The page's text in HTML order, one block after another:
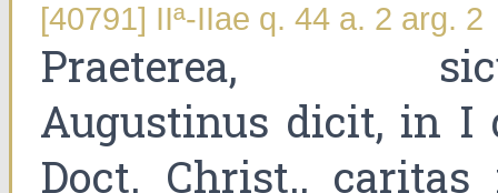
[40791] IIª-IIae q. 44 a. 2 arg. 2
Praeterea,
Augustinus dicit, in I
Doct. Christ., caritas